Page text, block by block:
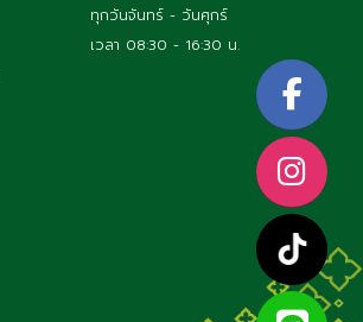
ทุกวันจันทร์ - วันศุกร์
เวลา 08:30 - 16:30 น.